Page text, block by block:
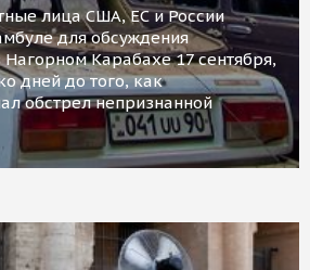
лица США, ЕС и России
для обсуждения
Нагорном Карабахе 17 сентября,
дней до того, как
обстрел непризнанной